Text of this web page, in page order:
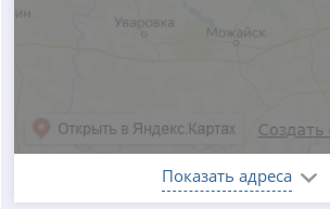
Показать адреса